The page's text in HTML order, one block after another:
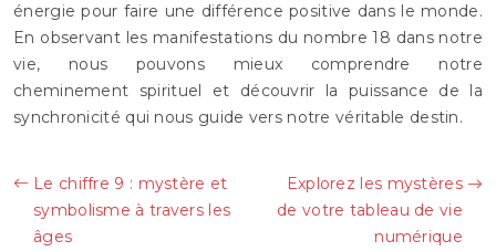
énergie pour faire une différence positive dans le monde.
En observant les manifestations du nombre 18 dans notre
vie, nous pouvons mieux comprendre notre
cheminement spirituel et découvrir la puissance de la
synchronicité qui nous guide vers notre véritable destin.
Le chiffre 9 : mystère et
symbolisme à travers les
âges
Explorez les mystères
de votre tableau de vie
numérique